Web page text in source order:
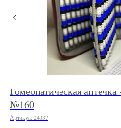
Гомеопатическая
№160
Артикул: 24037